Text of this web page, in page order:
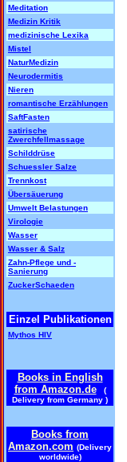
Meditation
Medizin Kritik
medizinische Lexika
Mistel
NaturMedizin
Neurodermitis
Nieren
romantische Erzählungen
SaftFasten
satirische
Zwerchfellmassage
Schilddrüse
Schuessler Salze
Trennkost
Übersäuerung
Umwelt Belastungen
Virologie
Wasser
Wasser & Salz
Zahn-Pflege und -
Sanierung
ZuckerSchaeden
Einzel Publikationen
Mythos HIV
Books in English
from Amazon.de(
Delivery from Germany )
Books from
Amazon.com (Delivery
worldwide)